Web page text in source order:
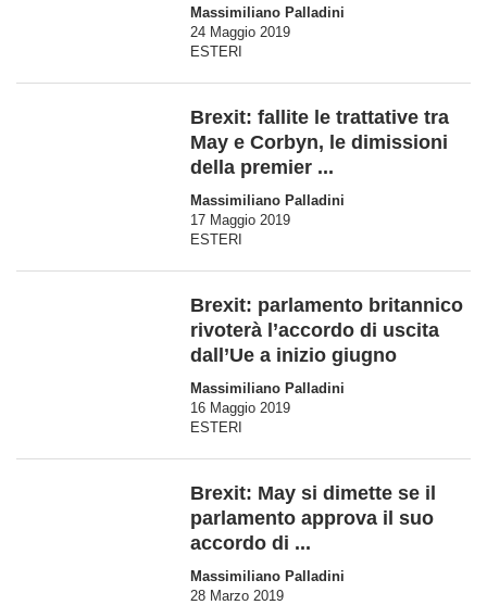
Massimiliano Palladini
24 Maggio 2019
ESTERI
Brexit: fallite le trattative tra
May e Corbyn, le dimissioni
della premier ...
Massimiliano Palladini
17 Maggio 2019
ESTERI
Brexit: parlamento britannico
rivoterà l’accordo di uscita
dall’Ue a inizio giugno
Massimiliano Palladini
16 Maggio 2019
ESTERI
Brexit: May si dimette se il
parlamento approva il suo
accordo di ...
Massimiliano Palladini
28 Marzo 2019